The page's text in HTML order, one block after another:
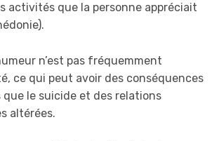
activités que la personne appréciait
n’est pas fréquemment
ce qui peut avoir des conséquences
le suicide et des relations
altérées.